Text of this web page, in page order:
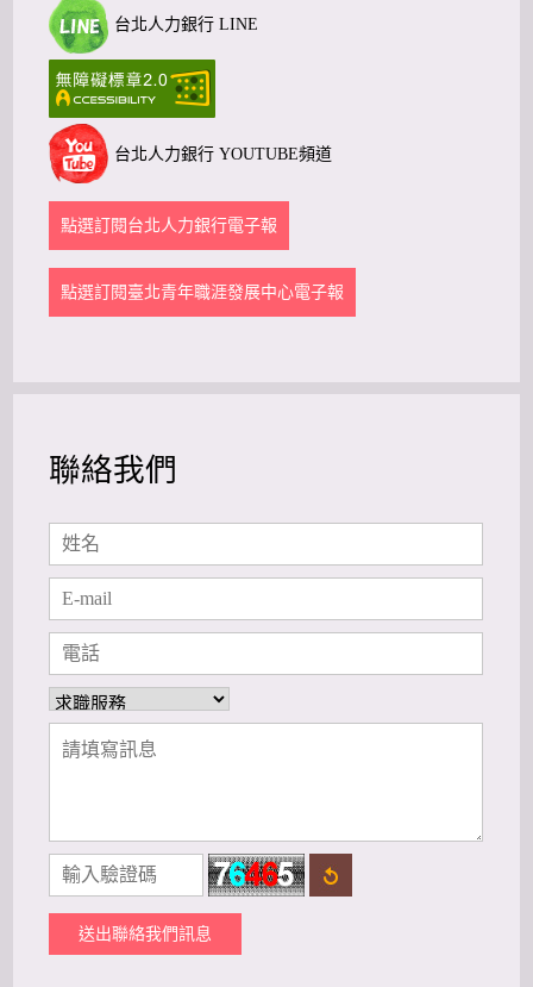
台北人力銀行 LINE
台北人力銀行 YOUTUBE頻道
點選訂閱台北人力銀行電子報
點選訂閱臺北青年職涯發展中心電子報
聯絡我們
送出聯絡我們訊息